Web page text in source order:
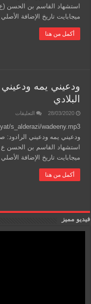
ميجابايت تاريخ الإضافة الأصلي
أكمل من هنا
ودعيني يمه ودعيني
البلادي
28/03/2020 التعليقات
يمه
ودعيني
–
الدرازي
و
ودعيني يمه ودعيني الرادود:
ميجابايت تاريخ الإضافة الأصلي
أكمل من هنا
فيديو مميز